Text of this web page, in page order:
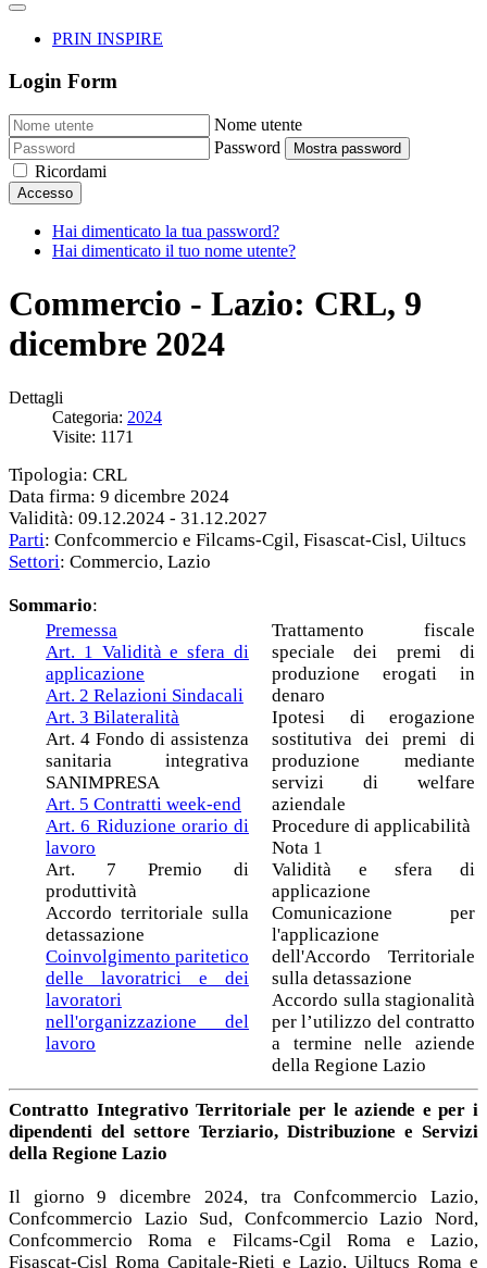
PRIN INSPIRE
Login Form
Nome utente
Password
Mostra password
Ricordami
Accesso
Hai dimenticato la tua password?
Hai dimenticato il tuo nome utente?
Commercio - Lazio: CRL, 9
dicembre 2024
Dettagli
Categoria: 2024
Visite: 1171
Tipologia: CRL
Data firma: 9 dicembre 2024
Validità: 09.12.2024 - 31.12.2027
Parti: Confcommercio e Filcams-Cgil, Fisascat-Cisl, Uiltucs
Settori: Commercio, Lazio
Sommario:
Premessa
Art. 1 Validità e sfera di
applicazione
Art. 2 Relazioni Sindacali
Art. 3 Bilateralità
Art. 4 Fondo di assistenza
sanitaria integrativa
SANIMPRESA
Art. 5 Contratti week-end
Art. 6 Riduzione orario di
lavoro
Art. 7 Premio di
produttività
Accordo territoriale sulla
detassazione
Coinvolgimento paritetico
delle lavoratrici e dei
lavoratori
nell'organizzazione del
lavoro
Trattamento fiscale
speciale dei premi di
produzione erogati in
denaro
Ipotesi di erogazione
sostitutiva dei premi di
produzione mediante
servizi di welfare
aziendale
Procedure di applicabilità
Nota 1
Validità e sfera di
applicazione
Comunicazione per
l'applicazione
dell'Accordo Territoriale
sulla detassazione
Accordo sulla stagionalità
per l’utilizzo del contratto
a termine nelle aziende
della Regione Lazio
Contratto Integrativo Territoriale per le aziende e per i
dipendenti del settore Terziario, Distribuzione e Servizi
della Regione Lazio
Il giorno 9 dicembre 2024, tra Confcommercio Lazio,
Confcommercio Lazio Sud, Confcommercio Lazio Nord,
Confcommercio Roma e Filcams-Cgil Roma e Lazio,
Fisascat-Cisl Roma Capitale-Rieti e Lazio, Uiltucs Roma e